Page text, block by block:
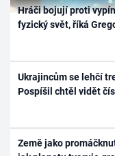
Hráči bojují proti
fyzický svět, říká
Ukrajincům se lehčí
Pospíšil chtěl vidět
Země jako